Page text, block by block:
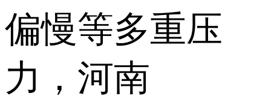
偏慢等多重压
力，河南